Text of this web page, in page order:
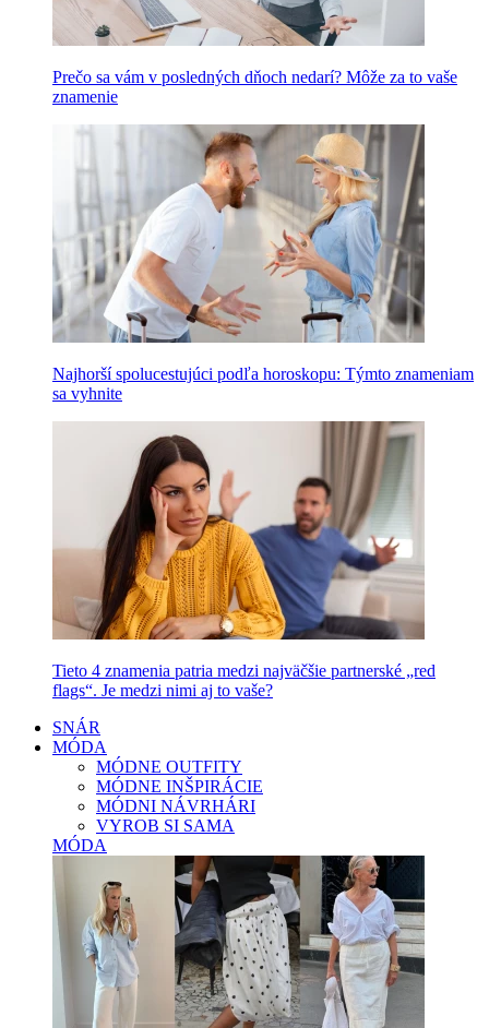
Prečo sa vám v posledných dňoch nedarí? Môže za to vaše
znamenie
Najhorší spolucestujúci podľa horoskopu: Týmto znameniam
sa vyhnite
Tieto 4 znamenia patria medzi najväčšie partnerské „red
flags“. Je medzi nimi aj to vaše?
SNÁR
MÓDA
MÓDNE OUTFITY
MÓDNE INŠPIRÁCIE
MÓDNI NÁVRHÁRI
VYROB SI SAMA
MÓDA